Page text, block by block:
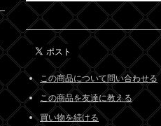
この商品について問い合わせる
この商品を友達に教える
買い物を続ける